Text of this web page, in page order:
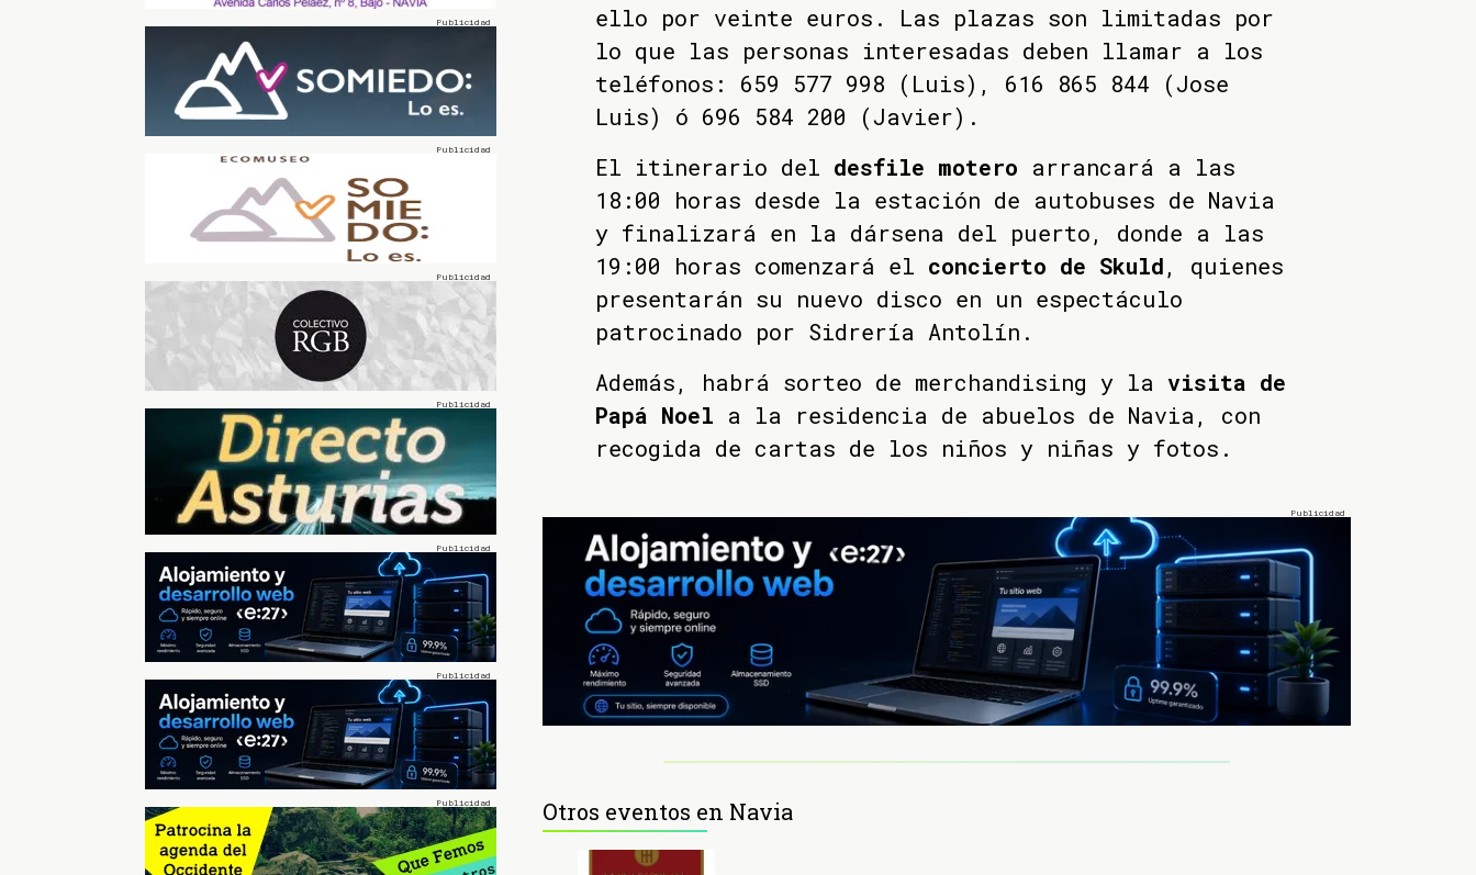
ello por veinte euros. Las plazas son limitadas por
lo que las personas interesadas deben llamar a los
teléfonos: 659 577 998 (Luis), 616 865 844 (Jose
Luis) ó 696 584 200 (Javier).
El itinerario del desfile motero arrancará a las
18:00 horas desde la estación de autobuses de Navia
y finalizará en la dársena del puerto, donde a las
19:00 horas comenzará el concierto de Skuld, quienes
presentarán su nuevo disco en un espectáculo
patrocinado por Sidrería Antolín.
Además, habrá sorteo de merchandising y la visita de
Papá Noel a la residencia de abuelos de Navia, con
recogida de cartas de los niños y niñas y fotos.
Otros eventos en Navia